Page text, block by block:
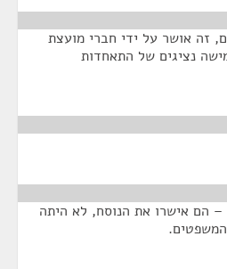
זה אושר על ידי חברי מועצת
נציגים של התאחדות
– הם אישרו את הנוסח, לא היתה